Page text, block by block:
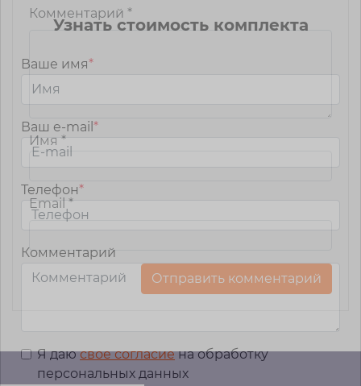
Комментарий *
Имя *
Email *
Узнать стоимость комплекта
Ваше имя*
Ваш e-mail *
Телефон*
Комментарий
Я даюсвое согласиена обработку
персональных данных